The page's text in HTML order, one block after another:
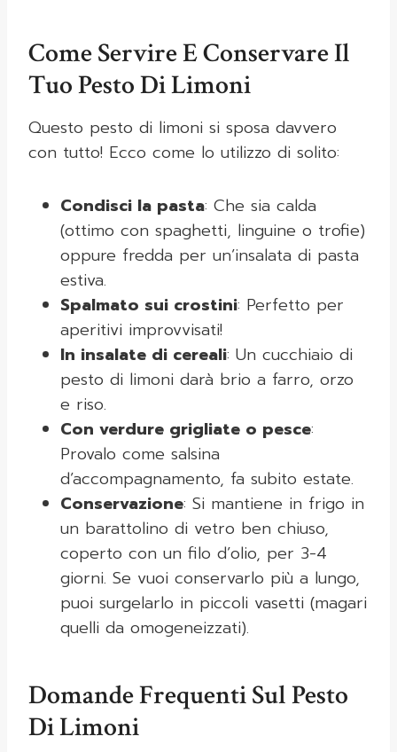
Come Servire E Conservare Il
Tuo Pesto Di Limoni
Questo pesto di limoni si sposa davvero
con tutto! Ecco come lo utilizzo di solito:
Condisci la pasta: Che sia calda
(ottimo con spaghetti, linguine o trofie)
oppure fredda per un’insalata di pasta
estiva.
Spalmato sui crostini: Perfetto per
aperitivi improvvisati!
In insalate di cereali: Un cucchiaio di
pesto di limoni darà brio a farro, orzo
e riso.
Con verdure grigliate o pesce:
Provalo come salsina
d’accompagnamento, fa subito estate.
Conservazione: Si mantiene in frigo in
un barattolino di vetro ben chiuso,
coperto con un filo d’olio, per 3-4
giorni. Se vuoi conservarlo più a lungo,
puoi surgelarlo in piccoli vasetti (magari
quelli da omogeneizzati).
Domande Frequenti Sul Pesto
Di Limoni